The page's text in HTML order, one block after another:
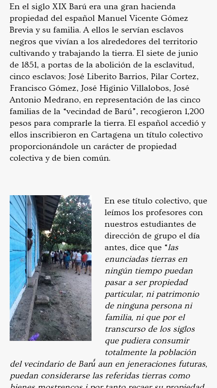
En el siglo XIX Barú era una gran hacienda
propiedad del español Manuel Vicente Gómez
Brevia y su familia. A ellos le servían esclavos
negros que vivían a los alrededores del territorio
cultivando y trabajando la tierra. El siete de junio
de 1851, a portas de la abolición de la esclavitud,
cinco esclavos; José Liberito Barrios, Pilar Cortez,
Francisco Gómez, José Higinio Villalobos, José
Antonio Medrano, en representación de las cinco
familias de la “vecindad de Barú”, recogieron 1,200
pesos para comprarle la tierra. El español accedió y
ellos inscribieron en Cartagena un título colectivo
proporcionándole un carácter de propiedad
colectiva y de bien común.
En ese título colectivo, que
leímos los profesores con
nuestros estudiantes de
dirección de grupo el día
antes, dice que “las
enunciadas tierras en
ningún tiempo puedan
pasar a ser propiedad
particular, ni patrimonio
de ninguna persona ni
familia, ni que por el
transcurso de los siglos
que pudiera consumir
totalmente la población
del vecindario de Barú́ aun en jeneraciones futuras,
puedan considerarse las referidas tierras como